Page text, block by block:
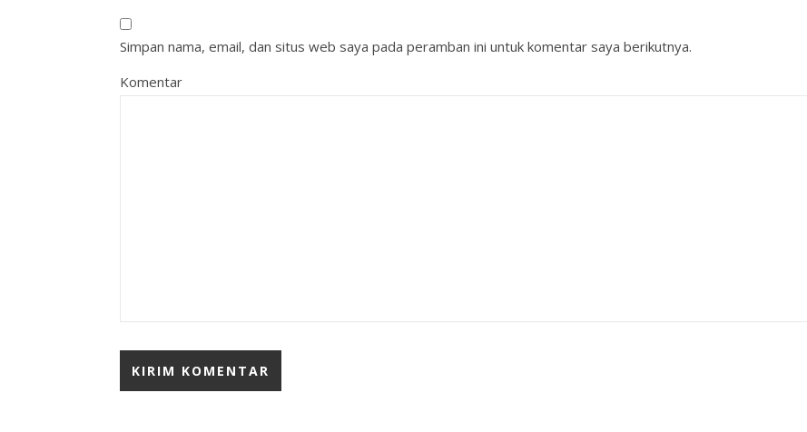
Simpan nama, email, dan situs web saya pada peramban ini untuk komentar saya berikutnya.
Komentar